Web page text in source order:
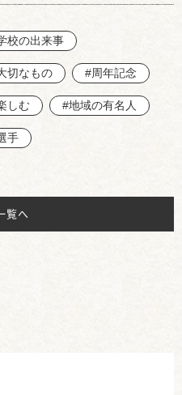
校の出来事
切なもの #周年記念
しむ #地域の有名人
手
覧へ